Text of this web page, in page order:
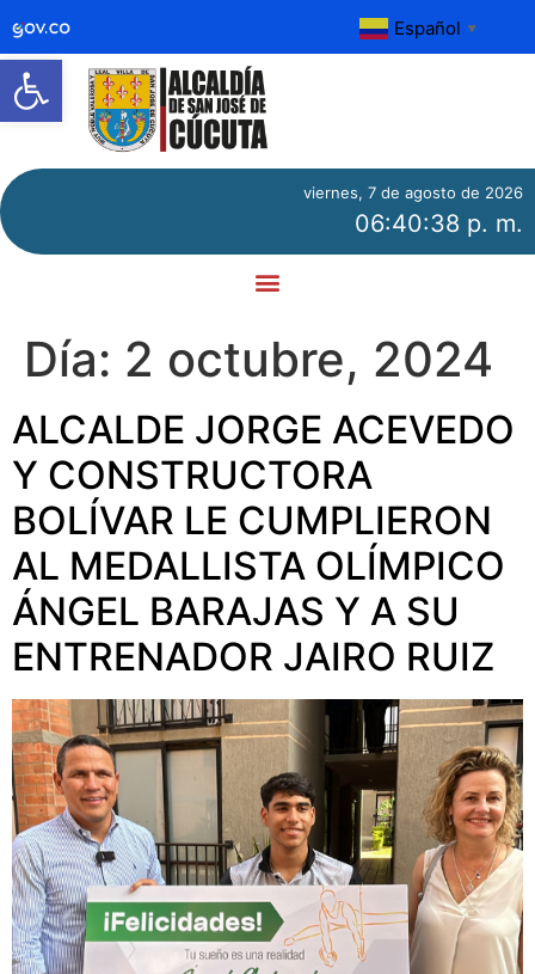
Abrir barra de herramientas
Español ▼
viernes, 7 de agosto de 2026
06:40:39 p. m.
Día: 2 octubre, 2024
ALCALDE JORGE ACEVEDO
Y CONSTRUCTORA
BOLÍVAR LE CUMPLIERON
AL MEDALLISTA OLÍMPICO
ÁNGEL BARAJAS Y A SU
ENTRENADOR JAIRO RUIZ